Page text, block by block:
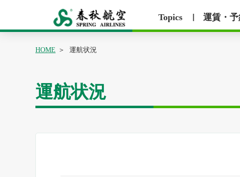
Topics 運賃・
HOME 運航状況
運航状況